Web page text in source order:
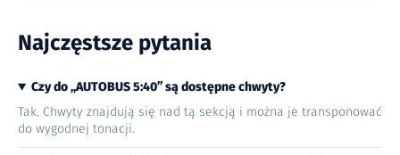
Najczęstsze pytania
Czy do „AUTOBUS 5:40” są dostępne chwyty?
Tak. Chwyty znajdują się nad tą sekcją i można je transponować
do wygodnej tonacji.